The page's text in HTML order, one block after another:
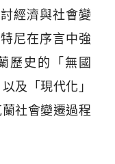
經濟與社會變
尼在序言中強
歷史的「無國
及「現代化」
社會變遷過程